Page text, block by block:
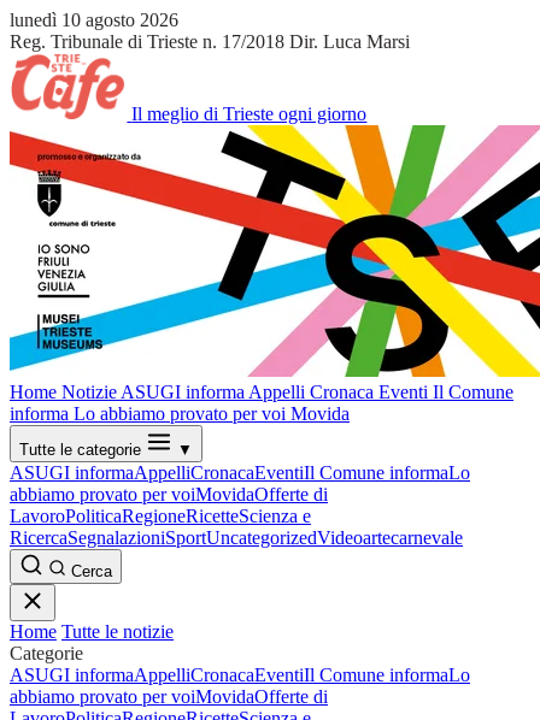
lunedì 10 agosto 2026
Reg. Tribunale di Trieste n. 17/2018 Dir. Luca Marsi
Il meglio di Trieste ogni giorno
Home Notizie ASUGI informa Appelli Cronaca Eventi Il Comune
informa Lo abbiamo provato per voi Movida
Tutte le categorie ▼
ASUGI informaAppelliCronacaEventiIl Comune informaLo
abbiamo provato per voiMovidaOfferte di
LavoroPoliticaRegioneRicetteScienza e
RicercaSegnalazioniSportUncategorizedVideoartecarnevale
Cerca
Home Tutte le notizie
Categorie
ASUGI informaAppelliCronacaEventiIl Comune informaLo
abbiamo provato per voiMovidaOfferte di